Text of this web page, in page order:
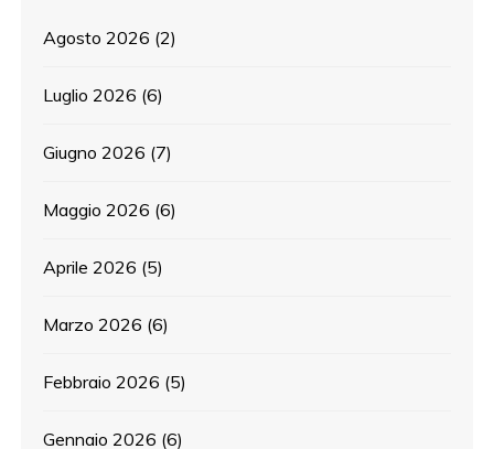
Agosto 2026 (2)
Luglio 2026 (6)
Giugno 2026 (7)
Maggio 2026 (6)
Aprile 2026 (5)
Marzo 2026 (6)
Febbraio 2026 (5)
Gennaio 2026 (6)